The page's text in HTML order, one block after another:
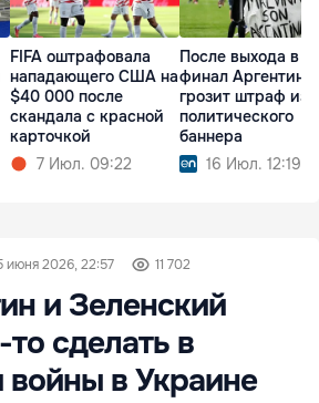
FIFA оштрафовала
нападающего США на
$40 000 после
скандала с красной
карточкой
7 Июл. 09:22
После выхода в
финал Аргентине
грозит штраф из-
политического
баннера
16 Июл. 12:19
июня 2026, 22:57 11 702
и Зеленский
сделать в
в Украине